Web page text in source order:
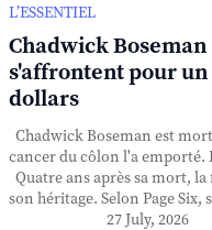
L’ESSENTIEL
Chadwick
s'affrontent pour
dollars
Chadwick Boseman est
cancer du côlon l'a emporté.
Quatre ans après sa mort,
son héritage. Selon Page Six,
27 July, 2026